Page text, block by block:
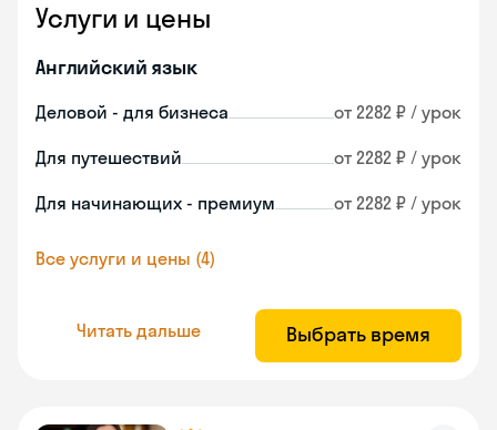
Услуги и цены
Английский язык
Деловой - для бизнеса от 2282 ₽ / урок
Для путешествий от 2282 ₽ / урок
Для начинающих - премиум от 2282 ₽ / урок
Все услуги и цены (4)
Читать дальше Выбрать время